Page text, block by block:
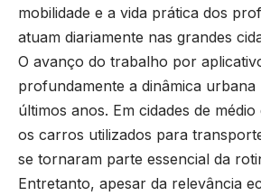
mobilidade e a vida prática dos
atuam diariamente nas grandes
O avanço do trabalho por
profundamente a dinâmica urbana
últimos anos. Em cidades de
os carros utilizados para
se tornaram parte essencial da
Entretanto, apesar da relevância